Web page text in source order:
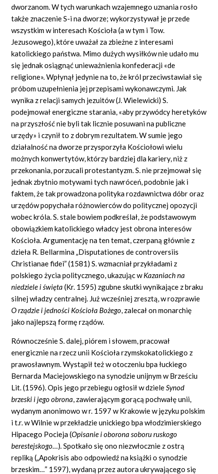
dworzanom. W tych warunkach wzajemnego uznania rosło
także znaczenie S-i na dworze; wykorzystywał je przede
wszystkim w interesach Kościoła (a w tym i Tow.
Jezusowego), które uważał za zbieżne z interesami
katolickiego państwa. Mimo dużych wysiłków nie udało mu
się jednak osiągnąć unieważnienia konfederacji «de
religione».Wpłynął jedynie na to, że król przeciwstawiał się
próbom uzupełnienia jej przepisami wykonawczymi. Jak
wynika z relacji samych jezuitów (J. Wielewicki) S.
podejmował energiczne starania, «aby przywódcy heretyków
na przyszłość nie byli tak licznie posuwani na publiczne
urzędy» iczynił to z dobrym rezultatem. W sumie jego
działalność na dworze przysporzyła Kościołowi wielu
możnych konwertytów, którzy bardziej dla kariery, niż z
przekonania, porzucali protestantyzm. S. nie przejmował się
jednak zbytnio motywami tych nawróceń, podobnie jak i
faktem, że tak prowadzona polityka rozdawnictwa dóbr oraz
urzędów popychała różnowierców do politycznej opozycji
wobec króla. S. stale bowiem podkreślał, że podstawowym
obowiązkiem katolickiego władcy jest obrona interesów
Kościoła. Argumentację na ten temat, czerpaną głównie z
dzieła R. Bellarmina „Disputationes de controversiis
Christianae fidei” (1581) S. wzmacniał przykładami z
polskiego życia politycznego, ukazując wKazaniach na
niedziele i święta(Kr. 1595) zgubne skutki wynikające z braku
silnej władzy centralnej. Już wcześniej zresztą, w rozprawie
O rządzie i jedności Kościoła Bożego, zalecał on monarchię
jako najlepszą formę rządów.
Równocześnie S. dalej, piórem i słowem, pracował
energicznie na rzecz unii Kościoła rzymskokatolickiego z
prawosławnym. Wystąpił też w otoczeniu bpa łuckiego
Bernarda Maciejowskiego na synodzie unijnym w Brześciu
Lit. (1596). Opis jego przebiegu ogłosił w dzieleSynod
brzeski i jego obrona, zawierającym gorącą pochwałę unii,
wydanym anonimowo w r. 1597 w Krakowie w języku polskim
i t.r. w Wilnie w przekładzie unickiego bpa włodzimierskiego
Hipacego Pocieja (Opisanie i oborona soboru ruskogo
berestejskogo…).Spotkało się ono niezwłocznie z ostrą
repliką („Apokrisis abo odpowiedź na książki o synodzie
brzeskim…” 1597), wydaną przez autora ukrywającego się